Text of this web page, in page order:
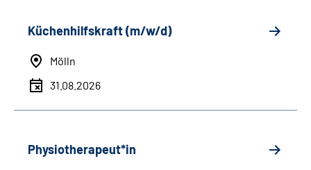
Küchenhilfskraft (m/w/d)
Mölln
31.08.2026
Physiotherapeut*in